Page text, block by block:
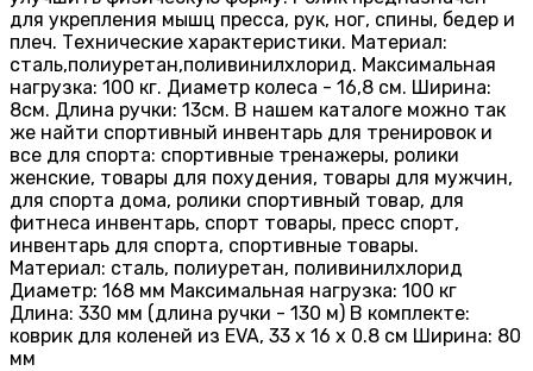
для укрепления мышц пресса, рук, ног, спины, бедер и
плеч. Технические характеристики. Материал:
сталь,полиуретан,поливинилхлорид. Максимальная
нагрузка: 100 кг. Диаметр колеса - 16,8 см. Ширина:
8см. Длина ручки: 13см. В нашем каталоге можно так
же найти спортивный инвентарь для тренировок и
все для спорта: спортивные тренажеры, ролики
женские, товары для похудения, товары для мужчин,
для спорта дома, ролики спортивный товар, для
фитнеса инвентарь, спорт товары, пресс спорт,
инвентарь для спорта, спортивные товары.
Материал: сталь, полиуретан, поливинилхлорид
Диаметр: 168 мм Максимальная нагрузка: 100 кг
Длина: 330 мм (длина ручки - 130 м) В комплекте:
коврик для коленей из EVA, 33 x 16 x 0.8 см Ширина: 80
мм